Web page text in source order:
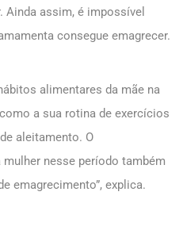
Ainda assim, é impossível
consegue emagrecer.
alimentares da mãe na
a sua rotina de exercícios
aleitamento. O
nesse período também
emagrecimento”, explica.